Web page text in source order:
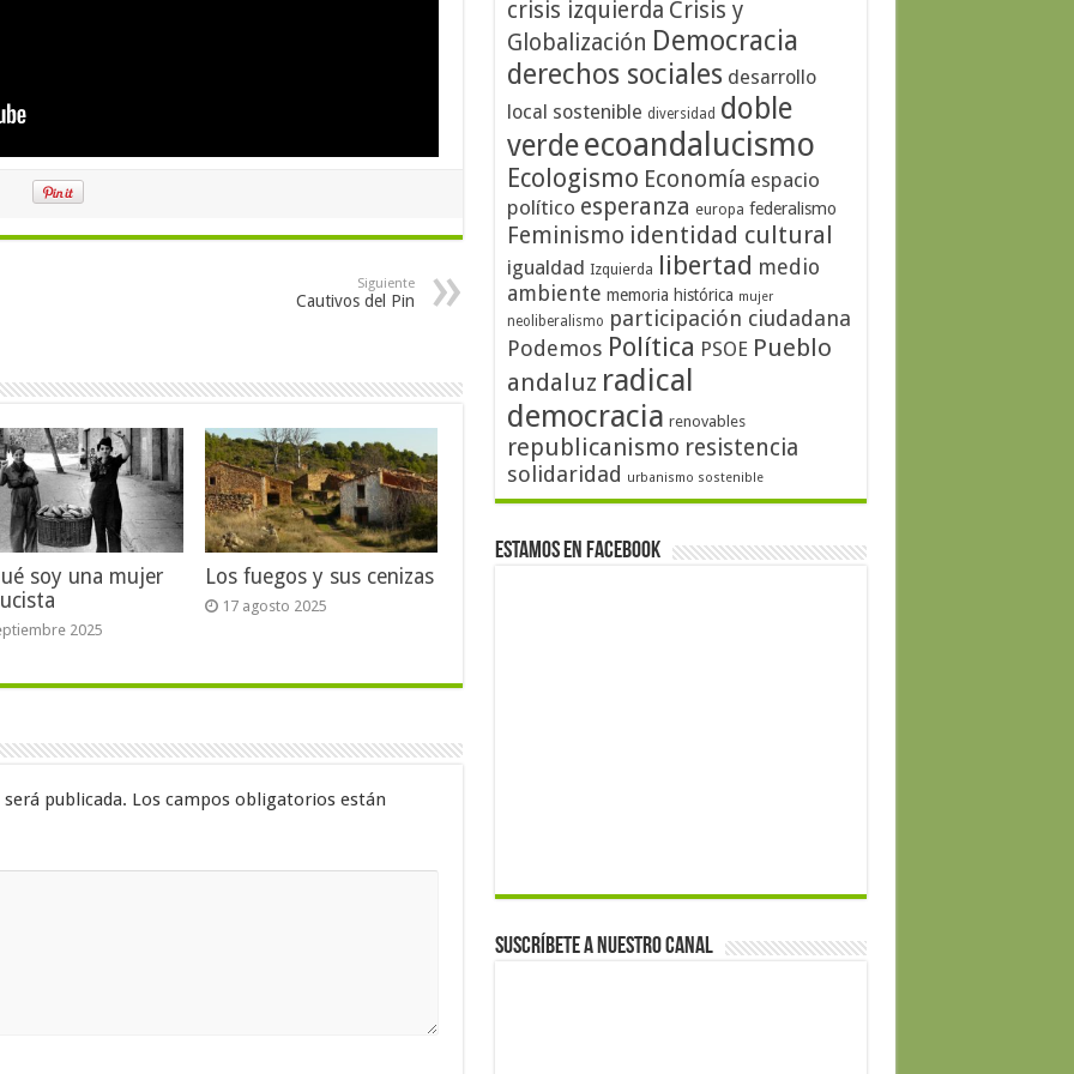
Siguiente
Cautivos del Pin
soy una mujer
2025
Los fuegos y sus cenizas
17 agosto 2025
publicada. Los campos obligatorios están
crisis izquierda Crisis y
Globalización Democracia
derechos sociales desarrollo
local sostenible diversidad doble
verdeecoandalucismo
Ecologismo Economía espacio
político esperanza europa federalismo
Feminismo identidad cultural
igualdad Izquierda libertad medio
ambiente memoria histórica mujer
neoliberalismo participación ciudadana
Podemos Política PSOE Pueblo
andaluz radical
democracia renovables
republicanismo resistencia
solidaridad urbanismo sostenible
Estamos en Facebook
Suscríbete a nuestro canal